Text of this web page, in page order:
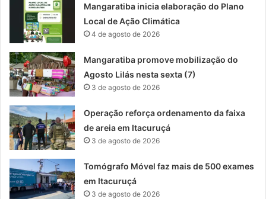
Mangaratiba inicia elaboração do Plano
Local de Ação Climática
4 de agosto de 2026
Mangaratiba promove mobilização do
Agosto Lilás nesta sexta (7)
3 de agosto de 2026
Operação reforça ordenamento da faixa
de areia em Itacuruçá
3 de agosto de 2026
Tomógrafo Móvel faz mais de 500 exames
em Itacuruçá
3 de agosto de 2026